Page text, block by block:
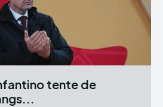
tente de